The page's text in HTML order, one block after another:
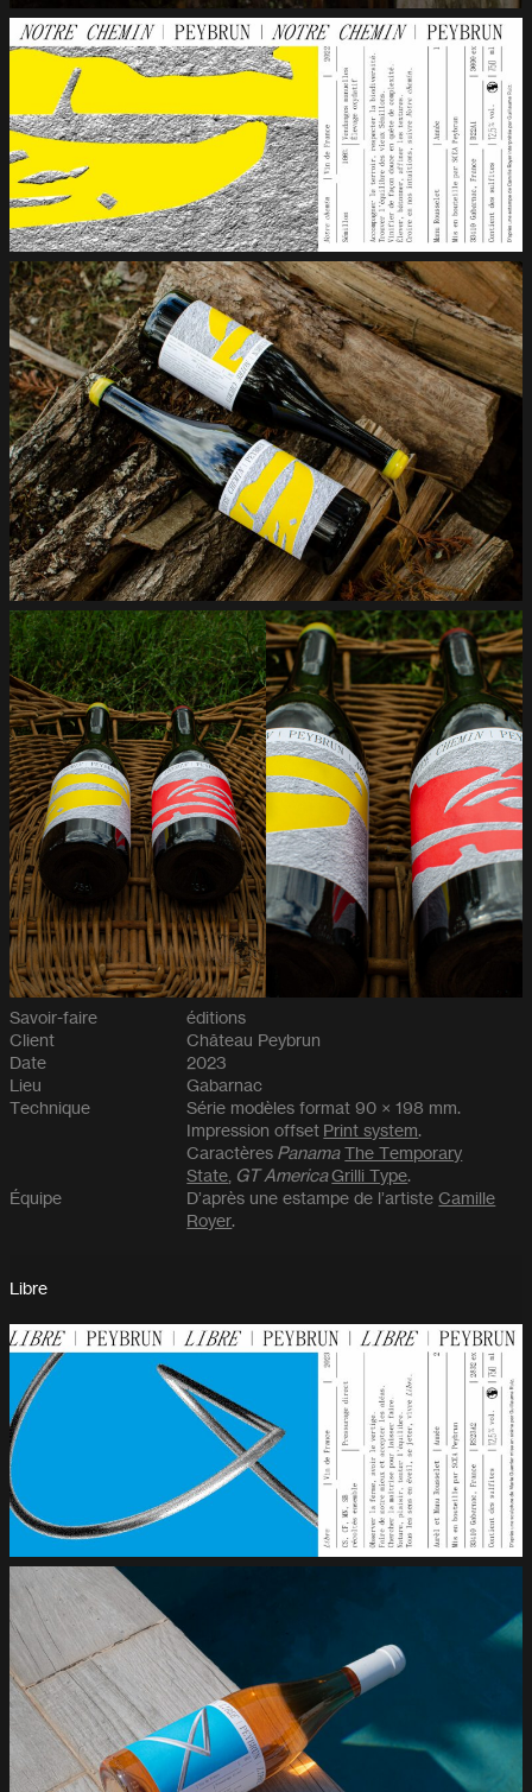
Savoir-faire
éditions
Client
Château Peybrun
Date
2023
Lieu
Gabarnac
Technique
Série modèles format 90 × 198 mm.
Impression offset Print system.
Caractères PanamaThe Temporary
State, GT AmericaGrilli Type.
Équipe
D’après une estampe de l’artisteCamille
Royer.
Libre